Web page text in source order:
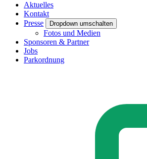
Aktuelles
Kontakt
Presse
Dropdown umschalten
Fotos und Medien
Sponsoren & Partner
Jobs
Parkordnung